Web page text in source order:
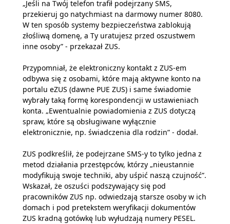
„Jeśli na Twój telefon trafił podejrzany SMS,
przekieruj go natychmiast na darmowy numer 8080.
W ten sposób systemy bezpieczeństwa zablokują
złośliwą domenę, a Ty uratujesz przed oszustwem
inne osoby” - przekazał ZUS.
Przypomniał, że elektroniczny kontakt z ZUS-em
odbywa się z osobami, które mają aktywne konto na
portalu eZUS (dawne PUE ZUS) i same świadomie
wybrały taką formę korespondencji w ustawieniach
konta. „Ewentualnie powiadomienia z ZUS dotyczą
spraw, które są obsługiwane wyłącznie
elektronicznie, np. świadczenia dla rodzin” - dodał.
ZUS podkreślił, że podejrzane SMS-y to tylko jedna z
metod działania przestępców, którzy „nieustannie
modyfikują swoje techniki, aby uśpić naszą czujność”.
Wskazał, że oszuści podszywający się pod
pracowników ZUS np. odwiedzają starsze osoby w ich
domach i pod pretekstem weryfikacji dokumentów
ZUS kradną gotówkę lub wyłudzają numery PESEL.